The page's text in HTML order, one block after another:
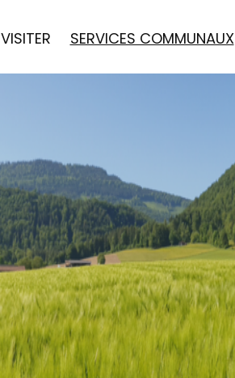
VISITER SERVICES COMMUNAUX